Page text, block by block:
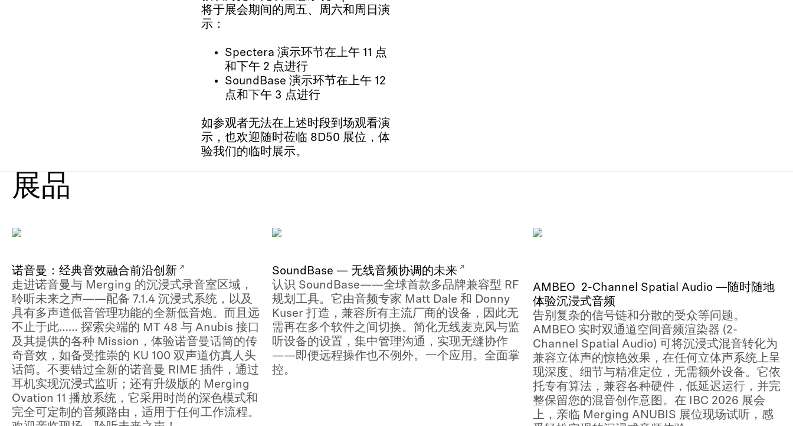
将于展会期间的周五、周六和周日演
示：
Spectera 演示环节在上午 11 点
和下午 2 点进行
SoundBase 演示环节在上午 12
点和下午 3 点进行
如参观者无法在上述时段到场观看演
示，也欢迎随时莅临 8D50 展位，体
验我们的临时展示。
展品
诺音曼：经典音效融合前沿创新
走进诺音曼与 Merging 的沉浸式录音室区域，
聆听未来之声——配备 7.1.4 沉浸式系统，以及
具有多声道低音管理功能的全新低音炮。而且远
不止于此…… 探索尖端的 MT 48 与 Anubis 接口
及其提供的各种 Mission，体验诺音曼话筒的传
奇音效，如备受推崇的 KU 100 双声道仿真人头
话筒。不要错过全新的诺音曼 RIME 插件，通过
耳机实现沉浸式监听；还有升级版的 Merging
Ovation 11 播放系统，它采用时尚的深色模式和
完全可定制的音频路由，适用于任何工作流程。
SoundBase — 无线音频协调的未来
认识 SoundBase——全球首款多品牌兼容型 RF
规划工具。它由音频专家 Matt Dale 和 Donny
Kuser 打造，兼容所有主流厂商的设备，因此无
需再在多个软件之间切换。简化无线麦克风与监
听设备的设置，集中管理沟通，实现无缝协作
——即便远程操作也不例外。一个应用。全面掌
控。
AMBEO 2-Channel Spatial Audio —随时随地
体验沉浸式音频
告别复杂的信号链和分散的受众等问题。
AMBEO 实时双通道空间音频渲染器 (2-
Channel Spatial Audio) 可将沉浸式混音转化为
兼容立体声的惊艳效果，在任何立体声系统上呈
现深度、细节与精准定位，无需额外设备。它依
托专有算法，兼容各种硬件，低延迟运行，并完
整保留您的混音创作意图。在 IBC 2026 展会
上，亲临 Merging ANUBIS 展位现场试听，感